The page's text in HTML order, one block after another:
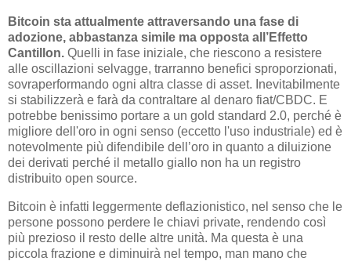
Bitcoin sta attualmente attraversando una fase di
adozione, abbastanza simile ma opposta all’Effetto
Cantillon. Quelli in fase iniziale, che riescono a resistere
alle oscillazioni selvagge, trarranno benefici sproporzionati,
sovraperformando ogni altra classe di asset. Inevitabilmente
si stabilizzerà e farà da contraltare al denaro fiat/CBDC. E
potrebbe benissimo portare a un gold standard 2.0, perché è
migliore dell'oro in ogni senso (eccetto l'uso industriale) ed è
notevolmente più difendibile dell’oro in quanto a diluizione
dei derivati perché il metallo giallo non ha un registro
distribuito open source.
Bitcoin è infatti leggermente deflazionistico, nel senso che le
persone possono perdere le chiavi private, rendendo così
più prezioso il resto delle altre unità. Ma questa è una
piccola frazione e diminuirà nel tempo, man mano che